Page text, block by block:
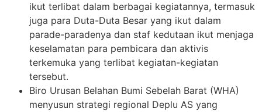
ikut terlibat dalam berbagai kegiatannya, termasuk
juga para Duta-Duta Besar yang ikut dalam
parade-paradenya dan staf kedutaan ikut menjaga
keselamatan para pembicara dan aktivis
terkemuka yang terlibat kegiatan-kegiatan
tersebut.
Biro Urusan Belahan Bumi Sebelah Barat (WHA)
menyusun strategi regional Deplu AS yang